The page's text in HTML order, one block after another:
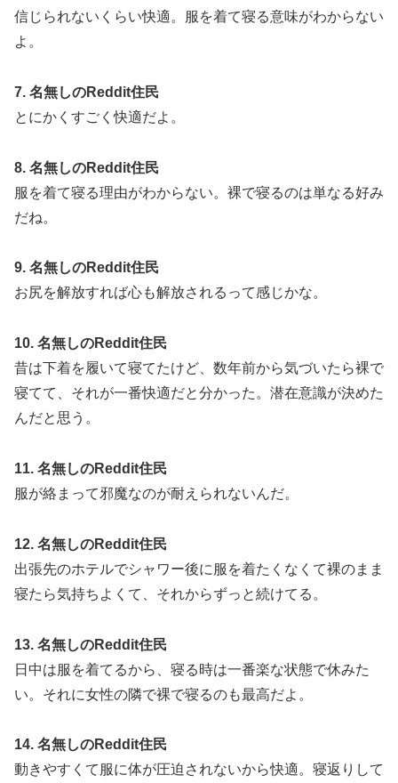
信じられないくらい快適。服を着て寝る意味がわからない
よ。
7. 名無しのReddit住民
とにかくすごく快適だよ。
8. 名無しのReddit住民
服を着て寝る理由がわからない。裸で寝るのは単なる好み
だね。
9. 名無しのReddit住民
お尻を解放すれば心も解放されるって感じかな。
10. 名無しのReddit住民
昔は下着を履いて寝てたけど、数年前から気づいたら裸で
寝てて、それが一番快適だと分かった。潜在意識が決めた
んだと思う。
11. 名無しのReddit住民
服が絡まって邪魔なのが耐えられないんだ。
12. 名無しのReddit住民
出張先のホテルでシャワー後に服を着たくなくて裸のまま
寝たら気持ちよくて、それからずっと続けてる。
13. 名無しのReddit住民
日中は服を着てるから、寝る時は一番楽な状態で休みた
い。それに女性の隣で裸で寝るのも最高だよ。
14. 名無しのReddit住民
動きやすくて服に体が圧迫されないから快適。寝返りして